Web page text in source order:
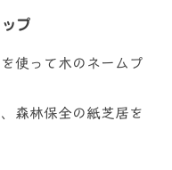
プ
使って木のネームプ
森林保全の紙芝居を